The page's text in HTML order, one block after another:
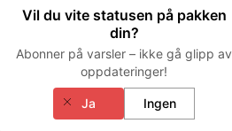
Vil du vite statusen på pakken
din?
Abonner på varsler – ikke gå glipp av
oppdateringer!
Ja Ingen